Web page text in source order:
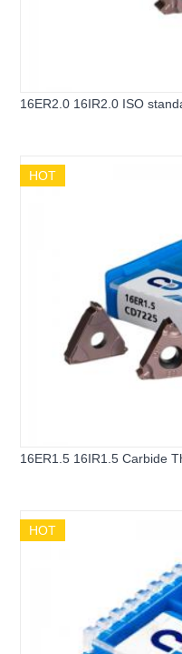
16ER2.0 16IR2.0 ISO
HOT
16ER1.5 16IR1.5 Carbide
HOT